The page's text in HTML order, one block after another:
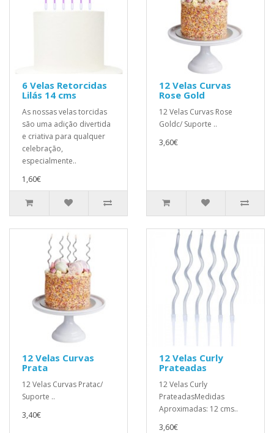
6 Velas Retorcidas
Lilás 14 cms
As nossas velas torcidas
são uma adição divertida
e criativa para qualquer
celebração,
especialmente..
1,60€
12 Velas Curvas
Rose Gold
12 Velas Curvas Rose
Goldc/ Suporte ..
3,60€
12 Velas Curvas
Prata
12 Velas Curvas Pratac/
Suporte ..
3,40€
12 Velas Curly
Prateadas
12 Velas Curly
PrateadasMedidas
Aproximadas: 12 cms..
3,60€